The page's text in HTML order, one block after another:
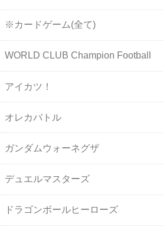
※カードゲーム(全て)
WORLD CLUB Champion Football
アイカツ！
オレカバトル
ガンダムウォーネグザ
デュエルマスターズ
ドラゴンボールヒーローズ